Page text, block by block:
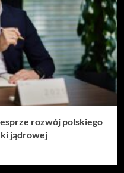
rozwój polskiego
jądrowej